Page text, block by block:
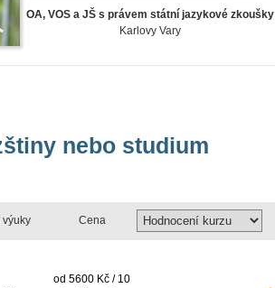
OA, VOS a JŠ s právem státní jazykové zkoušky
Karlovy Vary
nebo studium
výuky Cena
od 5600 Kč / 10